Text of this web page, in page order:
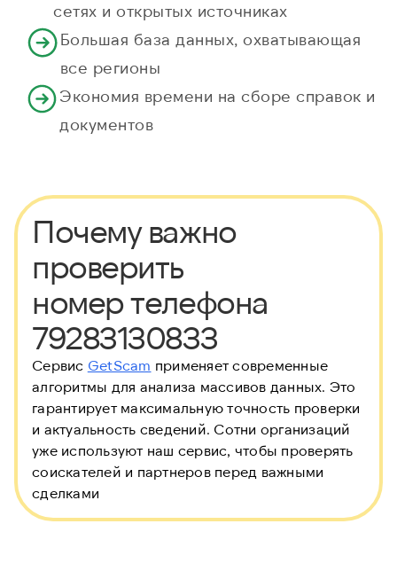
сетях и открытых источниках
Большая база данных, охватывающая
все регионы
Экономия времени на сборе справок и
документов
Почему важно
проверить
номер телефона
79283130833
Сервис GetScam применяет современные
алгоритмы для анализа массивов данных. Это
гарантирует максимальную точность проверки
и актуальность сведений. Сотни организаций
уже используют наш сервис, чтобы проверять
соискателей и партнеров перед важными
сделками